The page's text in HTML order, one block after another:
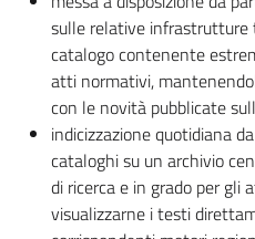
sulle relative infrastrutture
catalogo contenente
atti normativi,
con le novità pubblicate
indicizzazione quotidiana
cataloghi su un archivio
di ricerca e in grado per
visualizzarne i testi